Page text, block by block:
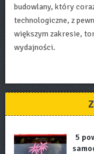
budowlany, który
technologiczne, z
większym zakresie,
wydajności.
5